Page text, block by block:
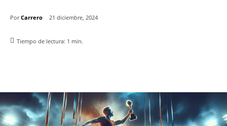
Por Carrero 21 diciembre, 2024
Tiempo de lectura: 1 min.